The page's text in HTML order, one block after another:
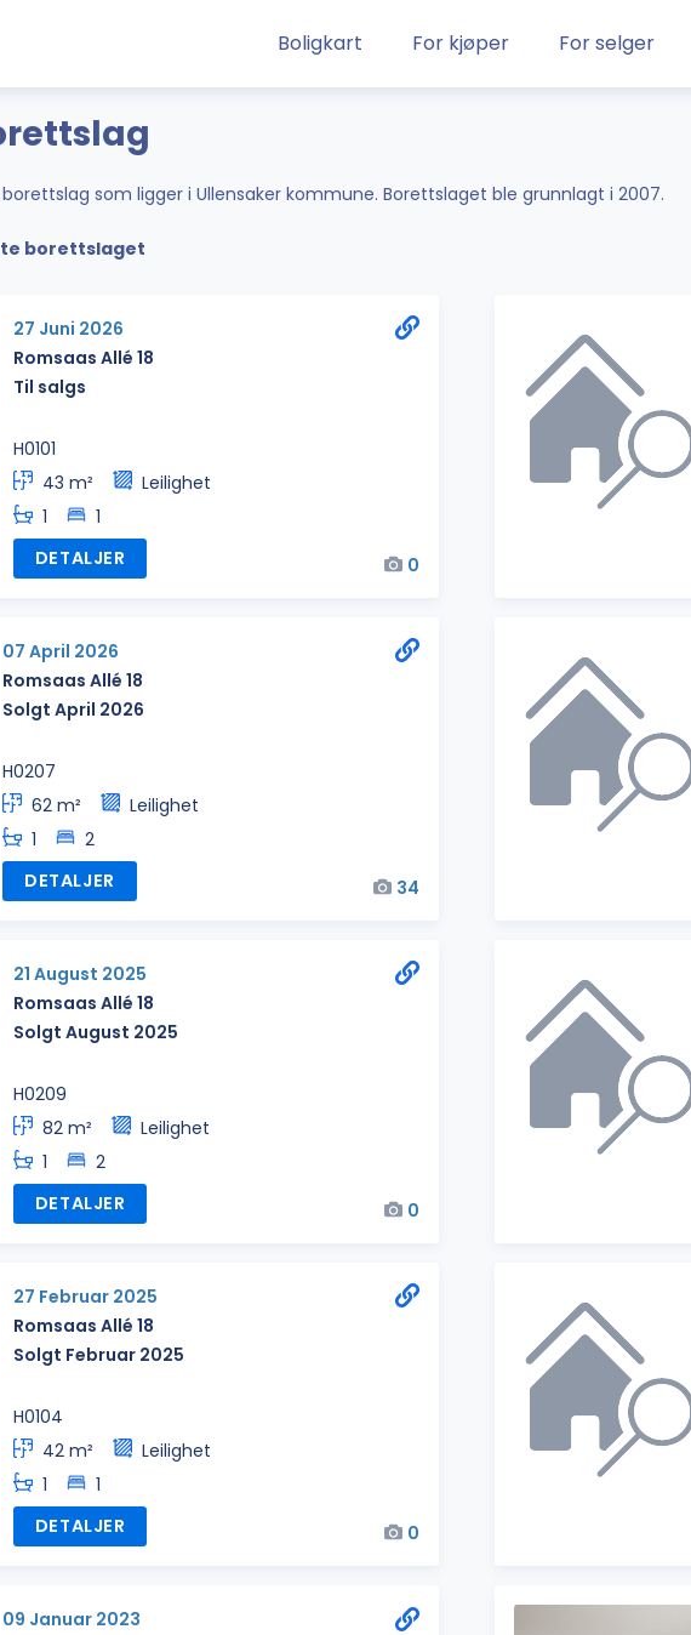
Boligkart For kjøper For selger
som ligger i Ullensaker kommune. Borettslaget ble grunnlagt i 2007.
borettslaget
27 Juni 2026
Romsaas Allé 18
Til salgs
H0101
43 m²
Leilighet
1
1
DETALJER
0
07 April 2026
Romsaas Allé 18
Solgt April 2026
H0207
62 m²
Leilighet
1
2
DETALJER
34
21 August 2025
Romsaas Allé 18
Solgt August 2025
H0209
82 m²
Leilighet
1
2
DETALJER
0
27 Februar 2025
Romsaas Allé 18
Solgt Februar 2025
H0104
42 m²
Leilighet
1
1
DETALJER
0
09 Januar 2023